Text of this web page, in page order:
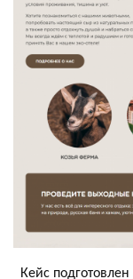
Кейс подготовлен